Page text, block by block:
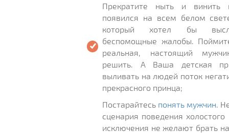
Прекратите ныть и винить
появился на всем белом
который хотел бы
беспомощные жалобы.
реальная, настоящий
решить. А Ваша детская
выливать на людей поток
прекрасного принца;
Постарайтесь понять мужчин .
сценария поведения
исключения не желают брать